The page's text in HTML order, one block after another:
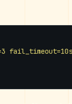
fail_timeout=10s